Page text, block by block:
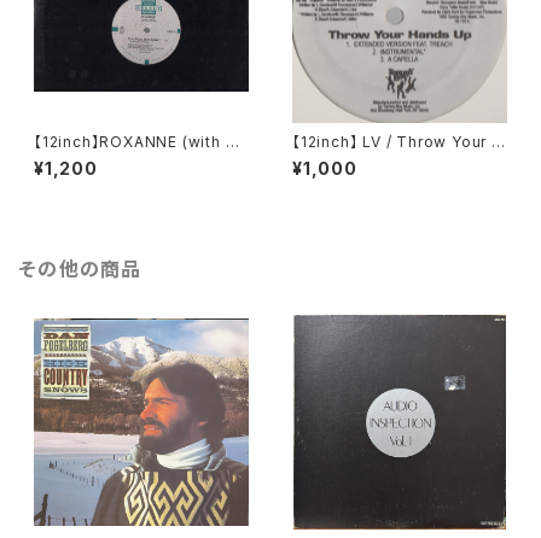
【12inch】ROXANNE (with U
TFO) / THE REAL ROXANN
E
¥1,200
【12inch】 LV / Throw Your H
ands Up (Remixes)
¥1,000
その他の商品